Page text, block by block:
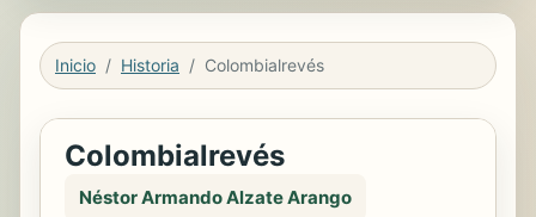
Inicio Historia Colombialrevés
Colombialrevés
Néstor Armando Alzate Arango